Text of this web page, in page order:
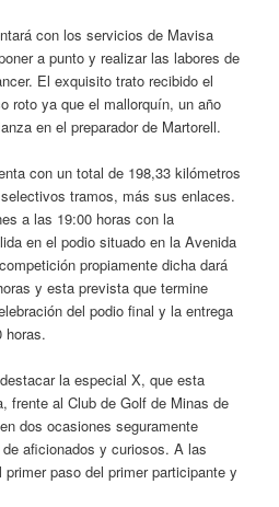
con los servicios de Mavisa
a punto y realizar las labores de
El exquisito trato recibido el
roto ya que el mallorquín, un año
en el preparador de Martorell.
con un total de 198,33 kilómetros
tramos, más sus enlaces.
a las 19:00 horas con la
en el podio situado en la Avenida
propiamente dicha dará
y esta prevista que termine
del podio final y la entrega
horas.
la especial X, que esta
frente al Club de Golf de Minas de
dos ocasiones seguramente
aficionados y curiosos. A las
paso del primer participante y